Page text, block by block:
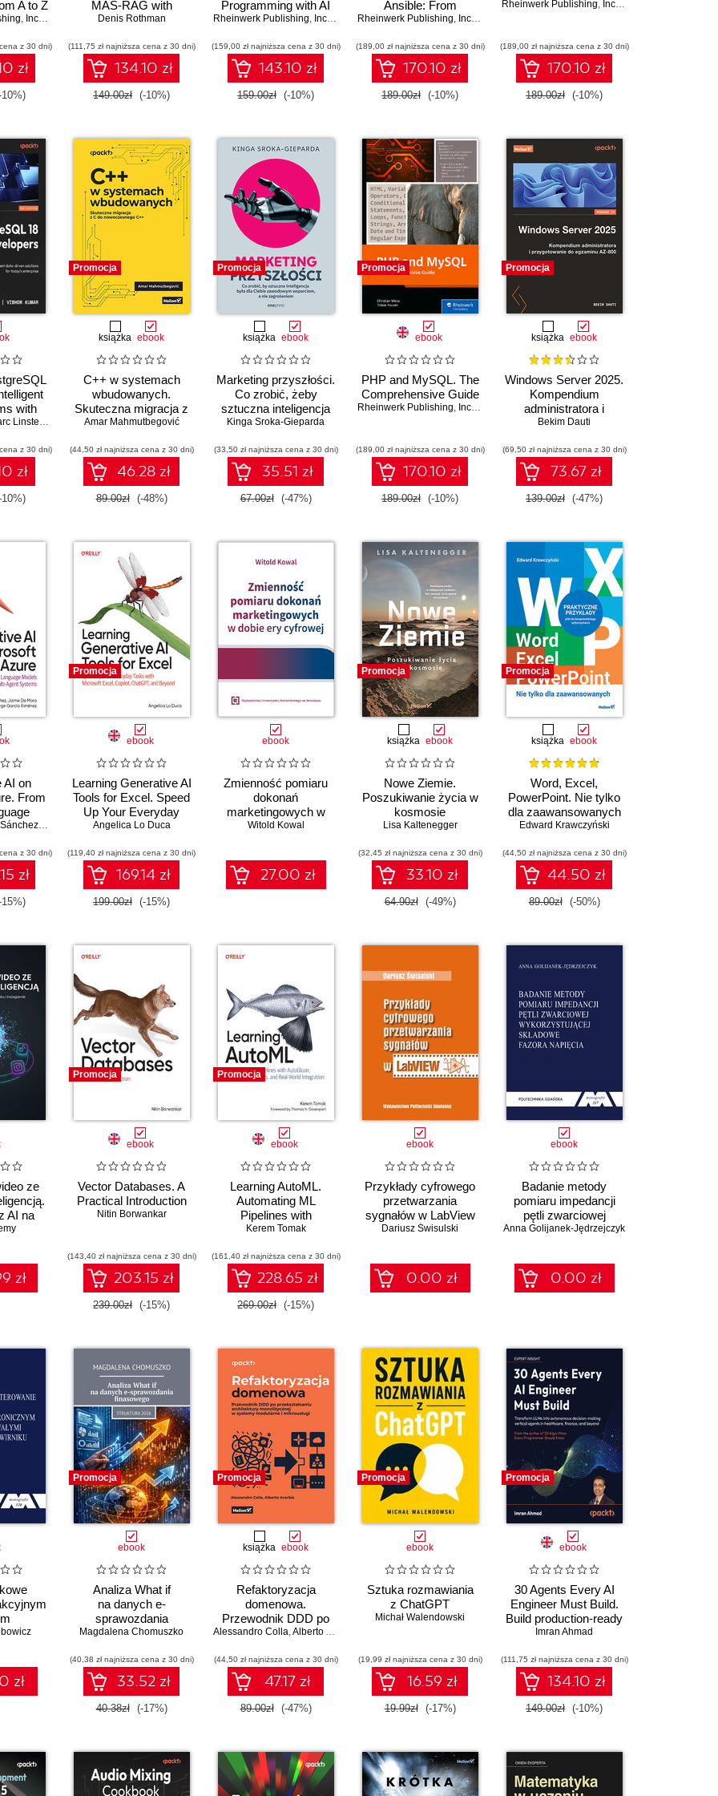
A to Z
, Inc,Michael Kofler
z 30 dni)
zł
10%)
MAS-RAG with
DualRAG, GraphRAG,
pipelines, and Oracle
Database 23ai -
Second Edition
Denis Rothman
(111,75 zł najniższa cena z 30 dni)
134.10 zł
149.00zł (-10%)
Programming with AI
Tools and Techniques
Rheinwerk Publishing, Inc,Michael Kofler,Bernd Öggl,Sebastian Springer
(159,00 zł najniższa cena z 30 dni)
143.10 zł
159.00zł (-10%)
Ansible: From
Installation to Advanced
Rheinwerk Publishing, Inc,Axel Miesen
(189,00 zł najniższa cena z 30 dni)
170.10 zł
189.00zł (-10%)
Rheinwerk Publishing, Inc,Nouman Azam
(189,00 zł najniższa cena z 30 dni)
170.10 zł
189.00zł (-10%)
with
Linster ,Ed Boyajian
z 30 dni)
zł
10%)
Promocja
książka ebook
C++ w systemach
wbudowanych.
Skuteczna migracja z
C do nowoczesnego
Amar Mahmutbegović
(44,50 zł najniższa cena z 30 dni)
46.28 zł
89.00zł (-48%)
Promocja
książka ebook
Marketing przyszłości.
Co zrobić, żeby
sztuczna inteligencja
była dla Ciebie
wsparciem, a nie
zagrożeniem
Kinga Sroka-Gieparda
(33,50 zł najniższa cena z 30 dni)
35.51 zł
67.00zł (-47%)
Promocja
ebook
PHP and MySQL. The
Comprehensive Guide
Rheinwerk Publishing, Inc,Christian Wenz,Tobias Hauser
(189,00 zł najniższa cena z 30 dni)
170.10 zł
189.00zł (-10%)
Promocja
książka ebook
Windows Server 2025.
Kompendium
administratora i
przygotowanie do
Wydanie IV
Bekim Dauti
(69,50 zł najniższa cena z 30 dni)
73.67 zł
139.00zł (-47%)
AI on
From
Adrián González Sánchez
,Jaime De Mora,Jorge García Ximénez
z 30 dni)
zł
15%)
Promocja
ebook
Learning Generative AI
Tools for Excel. Speed
Up Your Everyday
Tasks with Microsoft
ChatGPT, and Beyond
Angelica Lo Duca
(119,40 zł najniższa cena z 30 dni)
169.14 zł
199.00zł (-15%)
ebook
Zmienność pomiaru
dokonań
marketingowych w
dobie ery cyfrowej
Witold Kowal
27.00 zł
Promocja
książka ebook
Nowe Ziemie.
Poszukiwanie życia w
kosmosie
Lisa Kaltenegger
(32,45 zł najniższa cena z 30 dni)
33.10 zł
64.90zł (-49%)
Promocja
książka ebook
Word, Excel,
PowerPoint. Nie tylko
dla zaawansowanych
Edward Krawczyński
(44,50 zł najniższa cena z 30 dni)
44.50 zł
89.00zł (-50%)
ze
AI na
Toku i
zł
Promocja
ebook
Vector Databases. A
Practical Introduction
Nitin Borwankar
(143,40 zł najniższa cena z 30 dni)
203.15 zł
239.00zł (-15%)
Promocja
ebook
Learning AutoML.
Automating ML
Pipelines with
AutoGluon, Leading
World Integration
Kerem Tomak
(161,40 zł najniższa cena z 30 dni)
228.65 zł
269.00zł (-15%)
ebook
Przykłady cyfrowego
przetwarzania
sygnałów w LabView
Dariusz Świsulski
0.00 zł
ebook
Badanie metody
pomiaru impedancji
pętli zwarciowej
wykorzystującej
Anna Golijanek-Jędrzejczyk
0.00 zł
z
zł
Promocja
ebook
Analiza What if
na danych e-
sprawozdania
finasowego
Magdalena Chomuszko
(40,38 zł najniższa cena z 30 dni)
33.52 zł
40.38zł (-17%)
Promocja
książka ebook
Refaktoryzacja
domenowa.
Przewodnik DDD po
przekształcaniu
monolitycznej w
systemy modularne i
mikrousługi
Alessandro Colla,Alberto Acerbis
(44,50 zł najniższa cena z 30 dni)
47.17 zł
89.00zł (-47%)
Promocja
ebook
Sztuka rozmawiania
z ChatGPT
Michał Walendowski
(19,99 zł najniższa cena z 30 dni)
16.59 zł
19.99zł (-17%)
Promocja
ebook
30 Agents Every AI
Engineer Must Build.
Build production-ready
agent systems using
and patterns
Imran Ahmad
(111,75 zł najniższa cena z 30 dni)
134.10 zł
149.00zł (-10%)